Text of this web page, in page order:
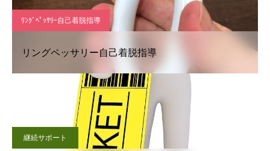
ﾘﾝｸﾞﾍﾟｯｻﾘｰ自己着脱指導
リングペッサリー自己着脱指導
継続サポート